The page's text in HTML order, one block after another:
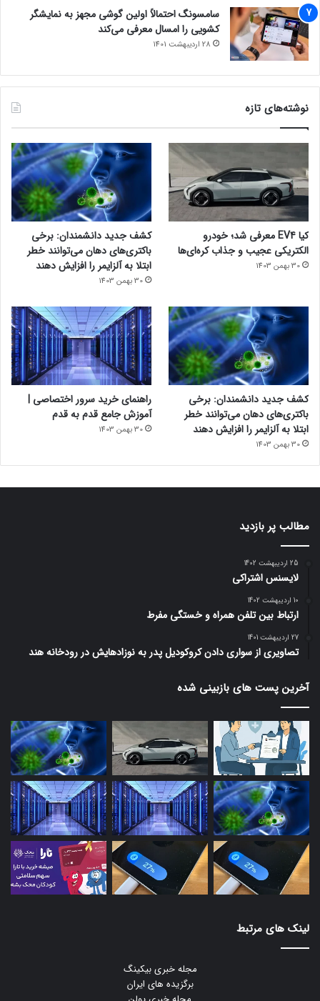
سامسونگ احتمالاً اولین گوشی مجهز به نمایشگر
کشویی را امسال معرفی می‌کند
28 اردیبهشت 1401
نوشته‌های تازه
کیا EV4 معرفی شد؛ خودرو
الکتریکی عجیب و جذاب کره‌ای‌ها
30 بهمن 1403
کشف جدید دانشمندان: برخی
باکتری‌های دهان می‌توانند خطر
ابتلا به آلزایمر را افزایش دهند
30 بهمن 1403
کشف جدید دانشمندان: برخی
باکتری‌های دهان می‌توانند خطر
ابتلا به آلزایمر را افزایش دهند
30 بهمن 1403
راهنمای خرید سرور اختصاصی |
آموزش جامع قدم به قدم
30 بهمن 1403
مطالب پر بازدید
25 اردیبهشت 1402
لایسنس اشتراکی
10 اردیبهشت 1402
ارتباط بین تلفن همراه و خستگی مفرط
27 اردیبهشت 1401
تصاویری از سواری دادن کروکودیل پدر به نوزادهایش در رودخانه هند
آخرین پست های بازبینی شده
لینک های مرتبط
مجله خبری بیکینگ
برگزیده های ایران